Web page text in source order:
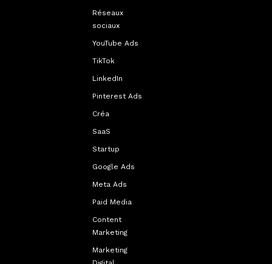
Réseaux
sociaux
YouTube Ads
TikTok
LinkedIn
Pinterest Ads
Créa
SaaS
Startup
Google Ads
Meta Ads
Paid Media
Content
Marketing
Marketing